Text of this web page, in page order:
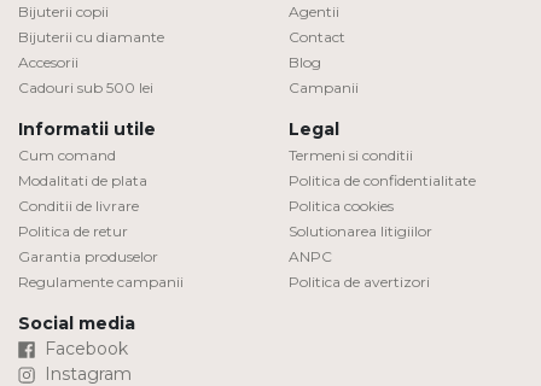
Bijuterii copii
Bijuterii cu diamante
Accesorii
Cadouri sub 500 lei
Agentii
Contact
Blog
Campanii
Informatii utile
Cum comand
Modalitati de plata
Conditii de livrare
Politica de retur
Garantia produselor
Regulamente campanii
Legal
Termeni si conditii
Politica de confidentialitate
Politica cookies
Solutionarea litigiilor
ANPC
Politica de avertizori
Social media
Facebook
Instagram